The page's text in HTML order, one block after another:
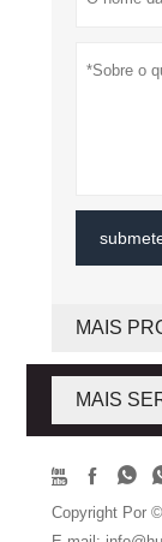
MAIS
MAIS
  
Copyright Por